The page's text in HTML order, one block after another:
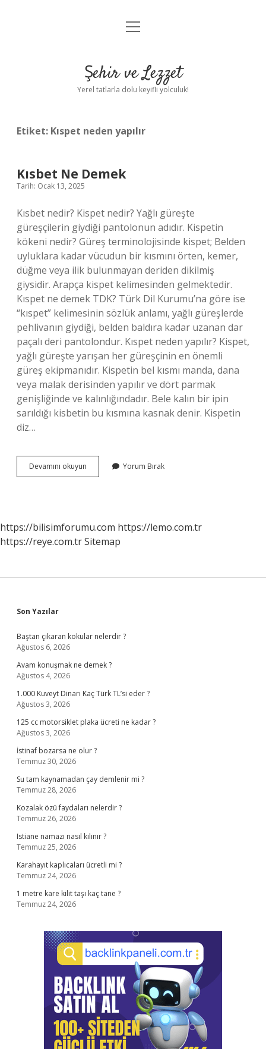
Anasayfa
Yasal Uyarı
menüyü
Şehir ve Lezzet
Yerel tatlarla dolu keyifli yolculuk!
Etiket: Kıspet neden yapılır
Kısbet Ne Demek
Tarih: Ocak 13, 2025
Kısbet nedir? Kispet nedir? Yağlı güreşte
güreşçilerin giydiği pantolonun adıdır. Kispetin
kökeni nedir? Güreş terminolojisinde kispet; Belden
uyluklara kadar vücudun bir kısmını örten, kemer,
düğme veya ilik bulunmayan deriden dikilmiş
giysidir. Arapça kispet kelimesinden gelmektedir.
Kıspet ne demek TDK? Türk Dil Kurumu’na göre ise
“kıspet” kelimesinin sözlük anlamı, yağlı güreşlerde
pehlivanın giydiği, belden baldıra kadar uzanan dar
paçalı deri pantolondur. Kıspet neden yapılır? Kispet,
yağlı güreşte yarışan her güreşçinin en önemli
güreş ekipmanıdır. Kispetin bel kısmı manda, dana
veya malak derisinden yapılır ve dört parmak
genişliğinde ve kalınlığındadır. Bele kalın bir ipin
sarıldığı kisbetin bu kısmına kasnak denir. Kispetin
diz…
Devamını okuyun
Ne
Yorum Bırak
https://bilisimforumu.com https://lemo.com.tr
https://reye.com.trSitemap
Sidebar
Son Yazılar
Baştan çıkaran kokular nelerdir ?
Ağustos 6, 2026
Avam konuşmak ne demek ?
Ağustos 4, 2026
1.000 Kuveyt Dinarı Kaç Türk TL’si eder ?
Ağustos 3, 2026
125 cc motorsiklet plaka ücreti ne kadar ?
Ağustos 3, 2026
İstinaf bozarsa ne olur ?
Temmuz 30, 2026
Su tam kaynamadan çay demlenir mi ?
Temmuz 28, 2026
Kozalak özü faydaları nelerdir ?
Temmuz 26, 2026
Istiane namazı nasıl kılınır ?
Temmuz 25, 2026
Karahayıt kaplıcaları ücretli mi ?
Temmuz 24, 2026
1 metre kare kilit taşı kaç tane ?
Temmuz 24, 2026